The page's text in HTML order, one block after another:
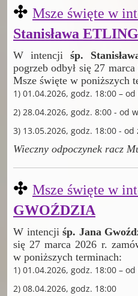
✣ Msze święte w
Stanisława
W intencji śp.
pogrzeb odbył się 27
Msze święte w poniższych
1) 01.04.2026, godz. 18:00 –
2) 28.04.2026, godz. 8:00 - od
3) 13.05.2026, godz. 18:00 -
Wieczny odpoczynek racz
✣ Msze święte w
GWOŹDZIA
W intencjiśp. Jana
się 27 marca 2026 r.
w poniższych terminach:
1) 01.04.2026, godz. 18:00 –
2) 08.04.2026, godz. 18:00